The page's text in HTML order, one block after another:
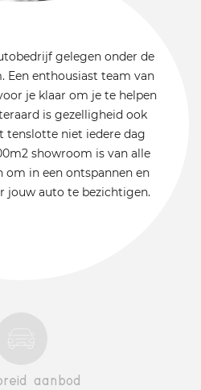
gelegen onder de
Een enthousiast team van
je klaar om je te helpen
is gezelligheid ook
tenslotte niet iedere dag
showroom is van alle
om in een ontspannen en
jouw auto te bezichtigen.
aanbod